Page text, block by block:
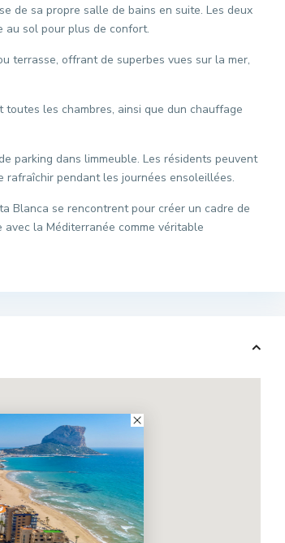
de sa propre salle de bains en suite. Les deux
au sol pour plus de confort.
terrasse, offrant de superbes vues sur la mer,
les chambres, ainsi que dun chauffage
parking dans limmeuble. Les résidents peuvent
rafraîchir pendant les journées ensoleillées.
Blanca se rencontrent pour créer un cadre de
la Méditerranée comme véritable